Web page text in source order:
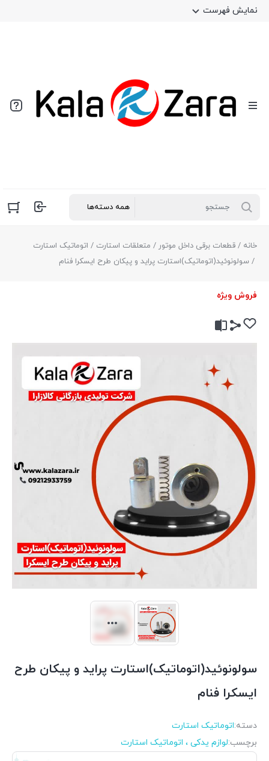
نمایش فهرست
خانه / قطعات برقی داخل موتور / متعلقات استارت / اتوماتیک استارت
/ سولونوئید(اتوماتیک)استارت پراید و پیکان طرح ایسکرا فنام
فروش ویژه
سولونوئید(اتوماتیک)استارت پراید و پیکان طرح
ایسکرا فنام
دسته:اتوماتیک استارت
برچسب:لوازم یدکی ، اتوماتیک استارت